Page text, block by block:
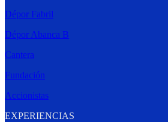
Dépor Fabril
Dépor Abanca B
Cantera
Fundación
Accionistas
EXPERIENCIAS